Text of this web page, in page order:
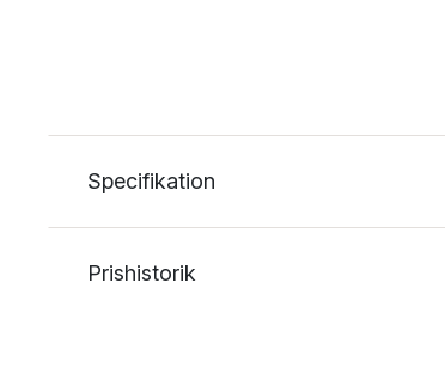
Specifikation
Prishistorik